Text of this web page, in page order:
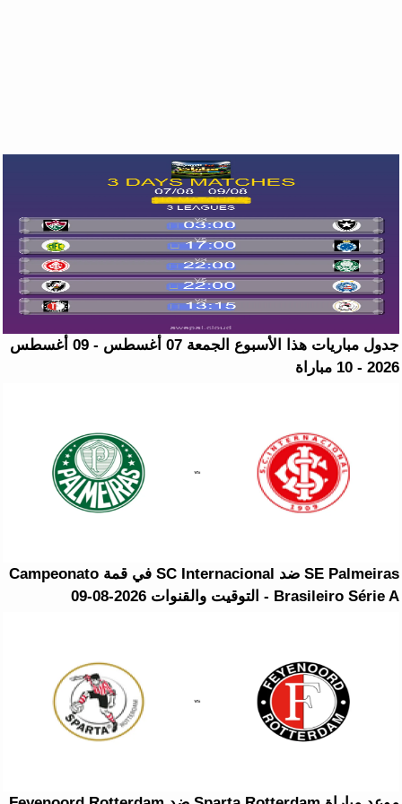
جدول مباريات هذا الأسبوع الجمعة 07 أغسطس - 09 أغسطس
2026 - 10 مباراة
SE Palmeiras ضد SC Internacional في قمة Campeonato
Brasileiro Série A - التوقيت والقنوات 2026-08-09